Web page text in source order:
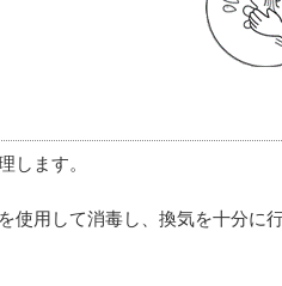
します。
使用して消毒し、換気を十分に